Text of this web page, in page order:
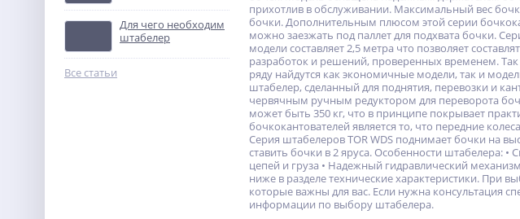
Для чего необходим
штабелер
Все статьи
прихотлив в обслуживании. Максимальный вес
бочки. Дополнительным плюсом этой серии
можно заезжать под паллет для подхвата бочки.
модели составляет 2,5 метра что позволяет
разработок и решений, проверенных временем.
ряду найдутся как экономичные модели, так и
штабелер, сделанный для поднятия, перевозки и
червячным ручным редуктором для переворота
может быть 350 кг, что в принципе покрывает
бочкокантователей является то, что передние
Серия штабелеров ТОR WDS поднимает бочки на
ставить бочки в 2 яруса. Особенности штабелера:
цепей и груза • Надежный гидравлический
ниже в разделе технические характеристики. При
которые важны для вас. Если нужна консультация
информации по выбору штабелера.